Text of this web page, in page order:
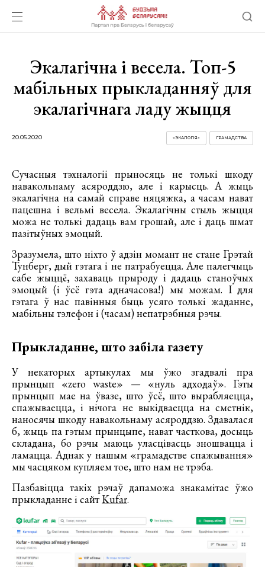
Экалагічна і весела. Топ-5
мабільных прыкладанняў для
экалагічнага ладу жыцця
20.05.2020 ГРАМАДСТВА
«ЭКАЛОГІЯ»
Сучасныя тэхналогіі прыносяць не толькі шкоду
навакольнаму асяроддзю, але і карысць. А жыць
экалагічна на самай справе няцяжка, а часам нават
пацешна і вельмі весела. Экалагічны стыль жыцця
можа не толькі дадаць вам грошай, але і даць шмат
пазітыўных эмоцый.
Зразумела, што ніхто ў адзін момант не стане Грэтай
Тунберг, дый гэтага і не патрабуецца. Але палегчыць
сабе жыццё, захаваць прыроду і дадаць станоўчых
эмоцый (і ўсё гэта адначасова!) мы можам. І для
гэтага ў нас павінныя быць усяго толькі жаданне,
мабільны тэлефон і (часам) непатрэбныя рэчы.
Прыкладанне, што забіла газету
У некаторых артыкулах мы ўжо згадвалі пра
прынцып «zero waste» — «нуль адходаў». Гэты
прынцып мае на ўвазе, што ўсё, што вырабляецца,
спажываецца, і нічога не выкідваецца на сметнік,
наносячы шкоду навакольнаму асяроддзю. Здавалася
б, жыць па гэтым прынцыпе, нават часткова, досыць
складана, бо рэчы маюць уласцівасць зношвацца і
ламацца. Аднак у нашым «грамадстве спажывання»
мы часцяком купляем тое, што нам не трэба.
Пазбавіцца такіх рэчаў дапаможа знакамітае ўжо
прыкладанне і сайт Kufar.